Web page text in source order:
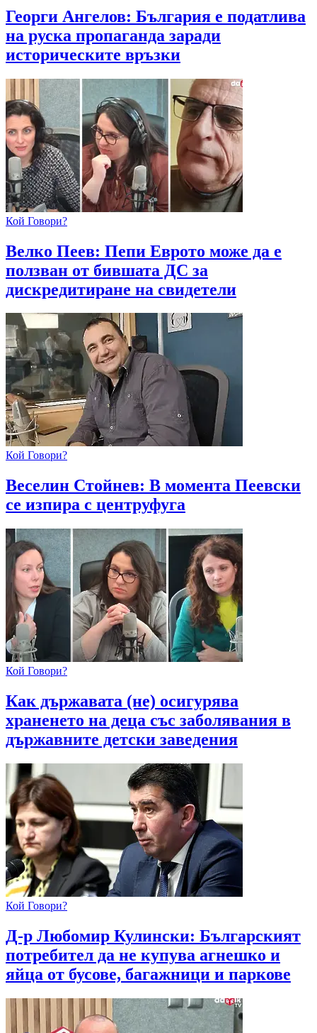
Георги Ангелов: България е податлива
на руска пропаганда заради
историческите връзки
Кой Говори?
Велко Пеев: Пепи Еврото може да е
ползван от бившата ДС за
дискредитиране на свидетели
Кой Говори?
Веселин Стойнев: В момента Пеевски
се изпира с центруфуга
Кой Говори?
Как държавата (не) осигурява
храненето на деца със заболявания в
държавните детски заведения
Кой Говори?
Д-р Любомир Кулински: Българският
потребител да не купува агнешко и
яйца от бусове, багажници и паркове